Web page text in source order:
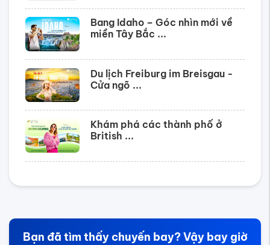
Bang Idaho – Góc nhìn mới về
miền Tây Bắc ...
Du lịch Freiburg im Breisgau -
Cửa ngõ ...
Khám phá các thành phố ở
British ...
Bạn đã tìm thấy chuyến bay? Vậy bay giờ